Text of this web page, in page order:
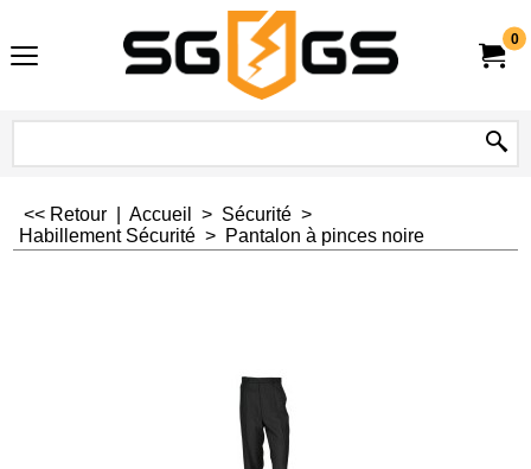
0
<< Retour Accueil > Sécurité >
Habillement Sécurité > Pantalon à pinces noire